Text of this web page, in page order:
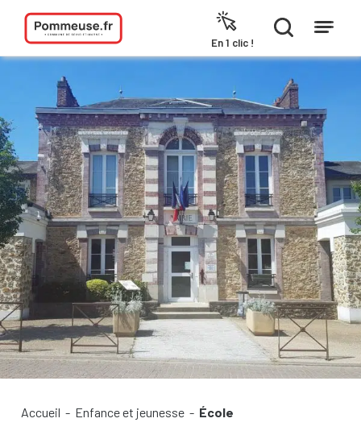
Aller au contenu
En 1 clic !
Accueil - Enfance et jeunesse - École